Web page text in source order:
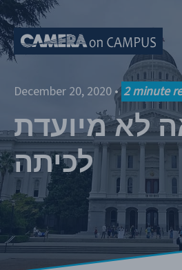
Skip to content
December 20, 2020•2 minute
לא מיועדת
לכיתה